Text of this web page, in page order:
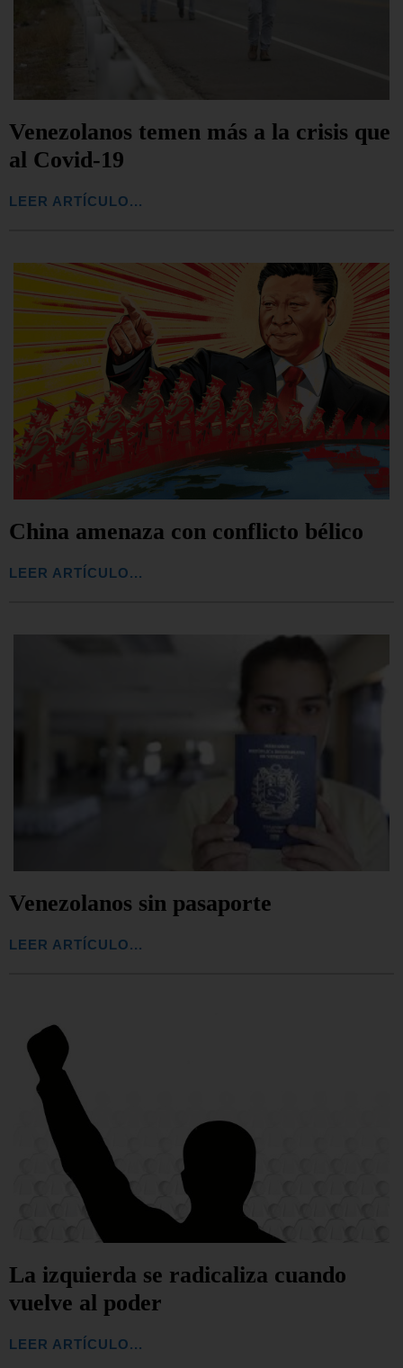
Venezolanos temen más a la crisis que
al Covid-19
LEER ARTÍCULO...
China amenaza con conflicto bélico
LEER ARTÍCULO...
Venezolanos sin pasaporte
LEER ARTÍCULO...
La izquierda se radicaliza cuando
vuelve al poder
LEER ARTÍCULO...